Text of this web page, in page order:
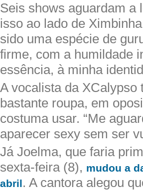
Seis shows aguardam a
isso ao lado de
sido uma espécie de
firme, com a humildade
essência, à minha
A vocalista da XCalypso
bastante roupa, em
costuma usar. “Me
aparecer sexy sem ser
Já Joelma, que faria
sexta-feira (8), mudou a
abril. A cantora alegou